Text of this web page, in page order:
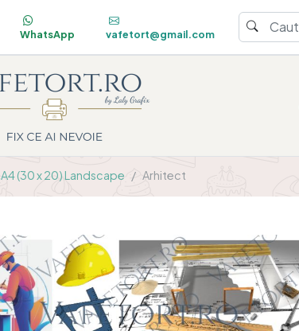
WhatsApp vafetort@gmail.com
A4 (30 x 20) Landscape Arhitect